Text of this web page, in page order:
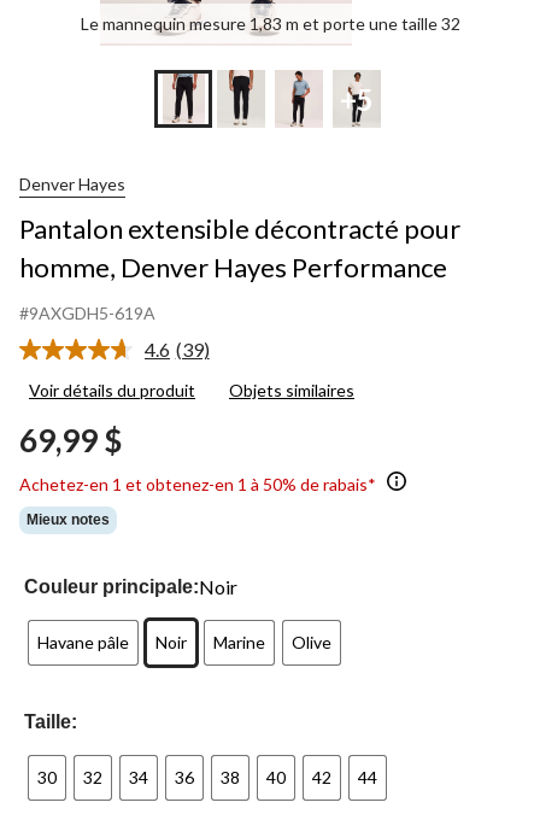
Le mannequin mesure 1,83 m et porte une taille 32
+5
Denver Hayes
Pantalon extensible décontracté pour
homme, Denver Hayes Performance
#9AXGDH5-619A
4.6 Lire
39
même
(39)
Voir détails du produit Objets similaires
69,99 $
Achetez-en 1 et obtenez-en 1 à 50% de rabais*
Mieux notes
Couleur principale:Noir
Havane pâle Noir Marine Olive
Taille:
30 32 34 36 38 40 42 44